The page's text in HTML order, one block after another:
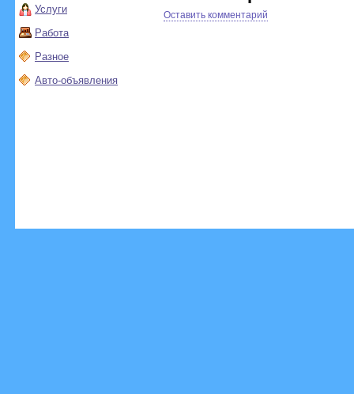
Услуги
Работа
Разное
Авто-объявления
Оставить комментарий